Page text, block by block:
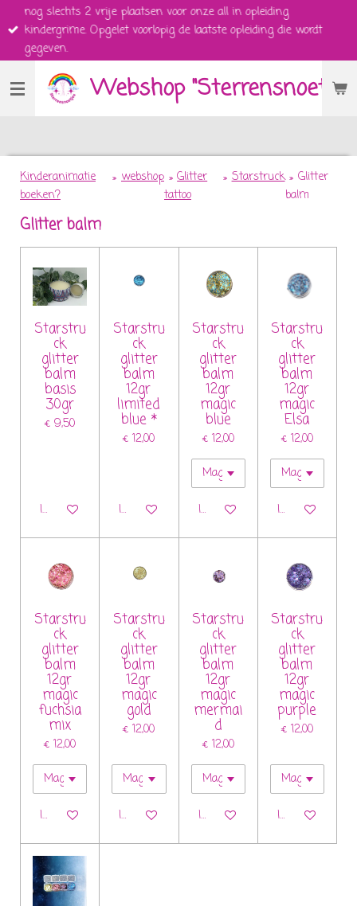
direct
naar
hoofdinhoud
Webshop
nog slechts 2 vrije plaatsen voor onze all in opleiding
kindergrime. Opgelet voorlopig de laatste opleiding die wordt
gegeven.
Kinderanimatie
boeken?
» webshop » Glitter
tattoo
» Starstruck » Glitter
balm
Glitter balm
Starstru
ck
glitter
balm
basis
30gr
€ 9,50
In winkelwagen
Starstru
ck
glitter
balm
12gr
limited
blue *
€ 12,00
In winkelwagen
Starstru
ck
glitter
balm
12gr
magic
blue
€ 12,00
In winkelwagen
Starstru
ck
glitter
balm
12gr
magic
Elsa
€ 12,00
In winkelwagen
Starstru
ck
glitter
balm
12gr
magic
fuchsia
mix
€ 12,00
In winkelwagen
Starstru
ck
glitter
balm
12gr
magic
gold
€ 12,00
In winkelwagen
Starstru
ck
glitter
balm
12gr
magic
mermai
d
€ 12,00
In winkelwagen
Starstru
ck
glitter
balm
12gr
magic
purple
€ 12,00
In winkelwagen